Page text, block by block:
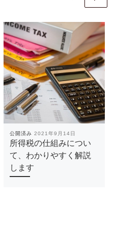
公開済み 2021年9月14日
所得税の仕組みについ
て、わかりやすく解説
します